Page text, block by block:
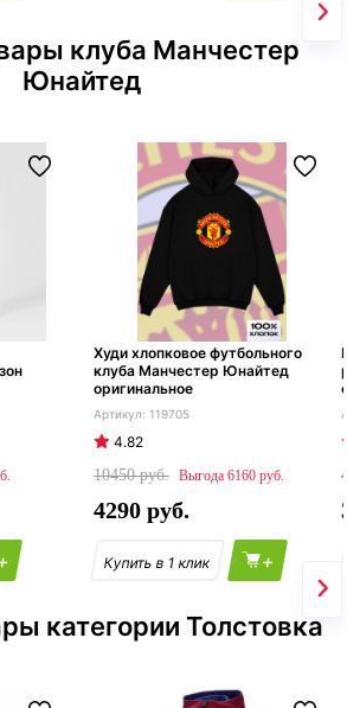
клуба Манчестер
Юнайтед
Худи хлопковое футбольного
клуба Манчестер Юнайтед
оригинальное
119705
4.82
10450
6160
4290
+
категории Толстовка